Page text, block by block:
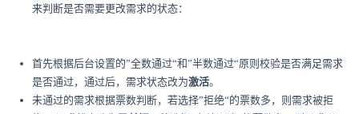
来判断是否需要更改需求的状态：
首先根据后台设置的”全数通过“和”半数通过“原则校验是否满足需求
是否通过，通过后，需求状态改为激活。
未通过的需求根据票数判断，若选择”拒绝“的票数多，则需求被拒